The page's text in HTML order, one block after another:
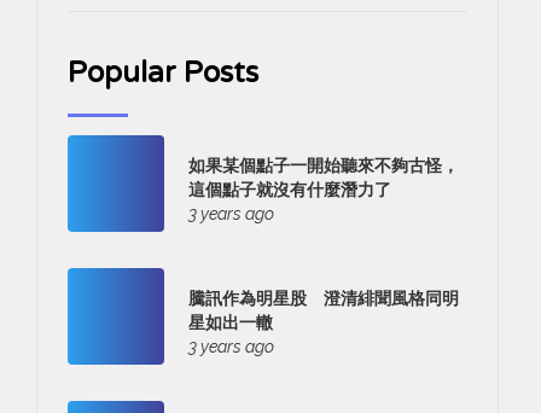
Popular Posts
如果某個點子一開始聽來不夠古怪，
這個點子就沒有什麼潛力了
3 years ago
騰訊作為明星股 澄清緋聞風格同明
星如出一轍
3 years ago